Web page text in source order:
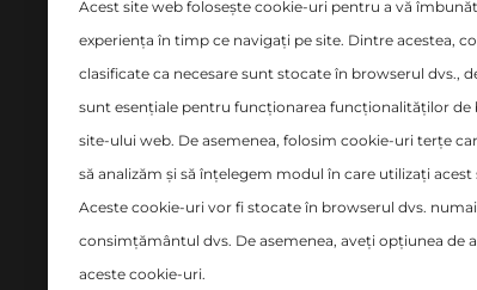
DESPRE NOI
seriozitate în tot ce facem și ne
abordare diferită în domeniul
Acest site web folosește cookie-uri pentru a vă
experiența în timp ce navigați pe site. Dintre acestea,
clasificate ca necesare sunt stocate în browserul dvs.,
sunt esențiale pentru funcționarea funcționalităților de
site-ului web. De asemenea, folosim cookie-uri terțe
să analizăm și să înțelegem modul în care utilizați acest
Aceste cookie-uri vor fi stocate în browserul dvs.
consimțământul dvs. De asemenea, aveți opțiunea de
aceste cookie-uri.